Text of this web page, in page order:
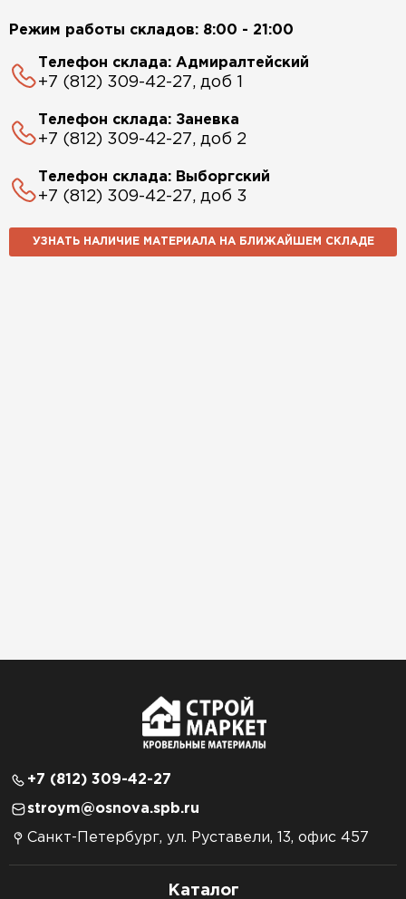
Режим работы складов: 8:00 - 21:00
Телефон склада: Адмиралтейский
+7 (812) 309-42-27, доб 1
Телефон склада: Заневка
+7 (812) 309-42-27, доб 2
Телефон склада: Выборгский
+7 (812) 309-42-27, доб 3
УЗНАТЬ НАЛИЧИЕ МАТЕРИАЛА НА БЛИЖАЙШЕМ СКЛАДЕ
+7 (812) 309-42-27
stroym@osnova.spb.ru
Санкт-Петербург, ул. Руставели, 13, офис 457
Каталог